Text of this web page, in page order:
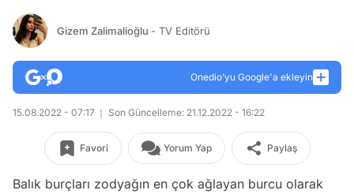
Gizem Zalimalioğlu - TV Editörü
Onedio’yu Google'a ekleyin
15.08.2022 - 07:17 Son Güncelleme: 21.12.2022 - 16:22
Favori Yorum Yap Paylaş
Balık burçları zodyağın en çok ağlayan burcu olarak